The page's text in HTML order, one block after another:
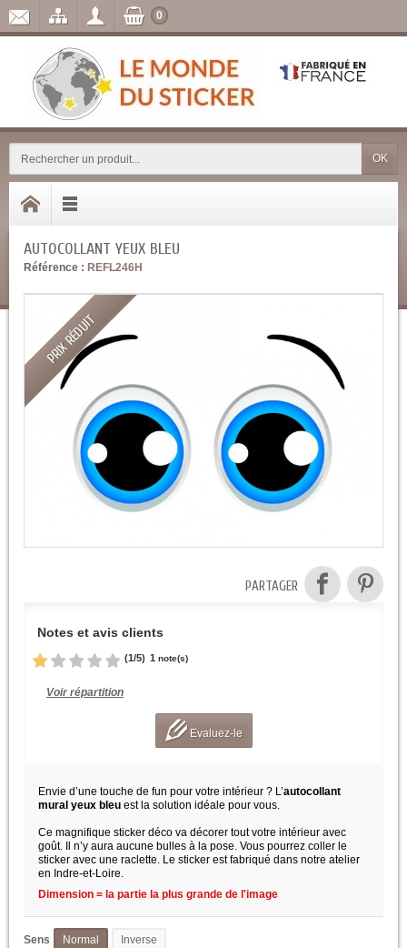
OK
0
AUTOCOLLANT YEUX BLEU
Référence : REFL246H
PRIX RÉDUIT
PARTAGER
Notes et avis clients
(1/5) 1 note(s)
Voir répartition
Evaluez-le
Envie d’une touche de fun pour votre intérieur ? L’autocollant
mural yeux bleu est la solution idéale pour vous.
Ce magnifique sticker déco va décorer tout votre intérieur avec
goût. Il n’y aura aucune bulles à la pose. Vous pourrez coller le
sticker avec une raclette. Le sticker est fabriqué dans notre atelier
en Indre-et-Loire.
Dimension = la partie la plus grande de l'image
Sens Normal Inverse